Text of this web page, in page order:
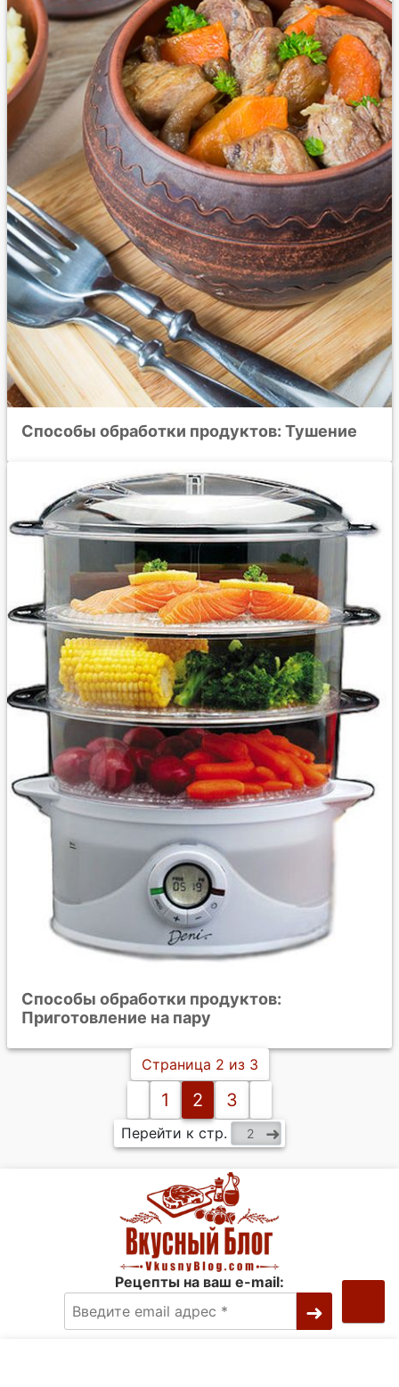
Способы обработки продуктов: Тушение
Способы обработки продуктов:
Приготовление на пару
Страница 2 из 3
1 2 3
Перейти к стр.
Рецепты на ваш e-mail: